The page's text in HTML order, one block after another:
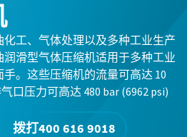
工、气体处理以及多种工业生产
滑型气体压缩机适用于多种工业
。这些压缩机的流量可高达 10
口压力可高达 480 bar (6962 psi)
拨打400 616 9018